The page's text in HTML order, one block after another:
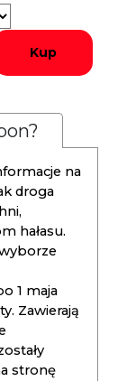
Kup
na
droga
hałasu.
1 maja
Zawierają
stronę